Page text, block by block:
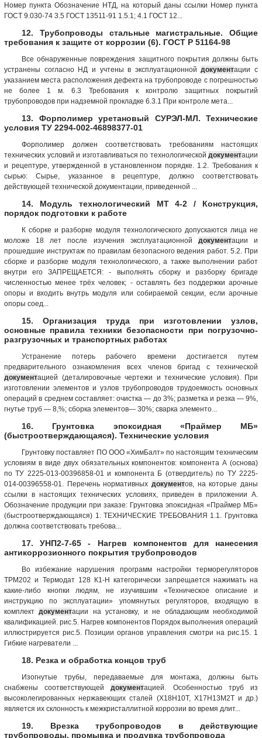
Номер пункта Обозначение НТД, на который даны ссылки Номер пункта
ГОСТ 9.030-74 3.5 ГОСТ 13511-91 1.5.1; 4.1 ГОСТ 12...
12. Трубопроводы стальные магистральные. Общие
требования к защите от коррозии (6). ГОСТ Р 51164-98
Все обнаруженные повреждения защитного покрытия должны быть
устранены согласно НД и учтены в эксплуатационнойдокументации с
указанием места расположения дефекта на трубопроводе с погрешностью
не более 1 м. 6.3 Требования к контролю защитных покрытий
трубопроводов при надземной прокладке 6.3.1 При контроле мета...
13. Форполимер уретановый СУРЭЛ-МЛ. Технические
условия ТУ 2294-002-46898377-01
Форполимер должен соответствовать требованиям настоящих
технических условий и изготавливаться по технологической документации
и рецептуре, утвержденной в установленном порядке. 1.2. Требования к
сырью: Сырье, указанное в рецептуре, должно соответствовать
действующей технической документации, приведенной ...
14. Модуль технологический МТ 4-2 / Конструкция,
порядок подготовки к работе
К сборке и разборке модуля технологического допускаются лица не
моложе 18 лет после изучения эксплуатационной документации и
прошедшие инструктаж по правилам безопасного ведения работ. 5.2. При
сборке и разборке модуля технологического, а также выполнении работ
внутри его ЗАПРЕЩАЕТСЯ: - выполнять сборку и разборку бригаде
численностью менее трёх человек; - оставлять без поддержки арочные
опоры и входить внутрь модуля или собираемой секции, если арочные
опоры соед...
15. Организация труда при изготовлении узлов,
основные правила техники безопасности при погрузочно-
разгрузочных и транспортных работах
Устранение потерь рабочего времени достигается путем
предварительного ознакомления всех членов бригад с технической
документацией (деталировочные чертежи и технические условия). При
изготовлении элементов и узлов трубопроводов трудоемкость основных
операций в среднем составляет: очистка — до 3%; разметка и резка — 9%,
гнутье труб — 8,%; сборка элементов— 30%; сварка элементо...
16. Грунтовка эпоксидная «Праймер МБ»
(быстроотверждающаяся). Технические условия
Грунтовку поставляет ПО ООО «ХимБалт» по настоящим техническим
условиям в виде двух обязательных компонентов: компонента А (основа)
по ТУ 2225-013-00396858-01 и компонента Б (отвердитель) по ТУ 2225-
014-00396558-01. Перечень нормативных документов, на которые даны
ссылки в настоящих технических условиях, приведен в приложении А.
Обозначение продукции при заказе: Грунтовка эпоксидная «Праймер МБ»
(быстроотверждающаяся) 1. ТЕХНИЧЕСКИЕ ТРЕБОВАНИЯ 1.1. Грунтовка
должна соответствовать требова...
17. УНП2-7-65 - Нагрев компонентов для нанесения
антикоррозионного покрытия трубопроводов
Во избежание нарушения программ настройки терморегуляторов
ТРМ202 и Термодат 128 К1-Н категорически запрещается нажимать на
какие-либо кнопки людям, не изучившим «Техническое описание и
инструкцию по эксплуатации» упомянутых регуляторов, входящую в
комплектдокументации на установку, и не обладающим необходимой
квалификацией. рис.5. Нагрев компонентов Порядок выполнения операций
иллюстрируется рис.5. Позиции органов управления смотри на рис.15. 1
Гибкие нагреватели ...
18. Резка и обработка концов труб
Изогнутые трубы, передаваемые для монтажа, должны быть
снабжены соответствующейдокументацией. Особенностью труб из
высоколегированных нержавеющих сталей (Х18Н10Т, Х17Н13М2Т и др.)
является их склонность к межкристаллитной коррозии во время длит...
19. Врезка трубопроводов в действующие
трубопроводы, промывка и продувка трубопровода